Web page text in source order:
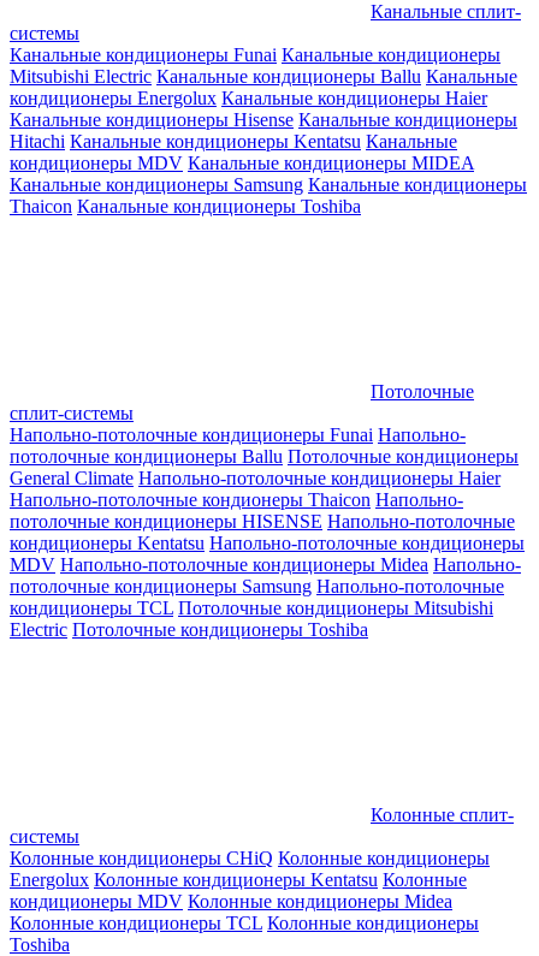
Канальные сплит-
системы
Канальные кондиционеры Funai Канальные кондиционеры
Mitsubishi Electric Канальные кондиционеры Ballu Канальные
кондиционеры Energolux Канальные кондиционеры Haier
Канальные кондиционеры Hisense Канальные кондиционеры
Hitachi Канальные кондиционеры Kentatsu Канальные
кондиционеры MDV Канальные кондиционеры MIDEA
Канальные кондиционеры Samsung Канальные кондиционеры
Thaicon Канальные кондиционеры Toshiba
Потолочные
сплит-системы
Напольно-потолочные кондиционеры Funai Напольно-
потолочные кондиционеры Ballu Потолочные кондиционеры
General Climate Напольно-потолочные кондиционеры Haier
Напольно-потолочные кондионеры Thaicon Напольно-
потолочные кондиционеры HISENSE Напольно-потолочные
кондиционеры Kentatsu Напольно-потолочные кондиционеры
MDV Напольно-потолочные кондиционеры Midea Напольно-
потолочные кондиционеры Samsung Напольно-потолочные
кондиционеры TCL Потолочные кондиционеры Mitsubishi
Electric Потолочные кондиционеры Toshiba
Колонные сплит-
системы
Колонные кондиционеры CHiQ Колонные кондиционеры
Energolux Колонные кондиционеры Kentatsu Колонные
кондиционеры MDV Колонные кондиционеры Midea
Колонные кондиционеры TCL Колонные кондиционеры
Toshiba